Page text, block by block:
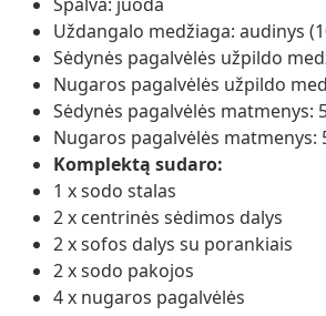
Uždangalo medžiaga: audinys
Sėdynės pagalvėlės užpildo
Nugaros pagalvėlės užpildo
Sėdynės pagalvėlės matmenys:
Nugaros pagalvėlės matmenys:
Komplektą sudaro:
1 x sodo stalas
2 x centrinės sėdimos dalys
2 x sofos dalys su porankiais
2 x sodo pakojos
4 x nugaros pagalvėlės